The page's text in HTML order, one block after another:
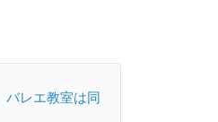
バレエ教室は同